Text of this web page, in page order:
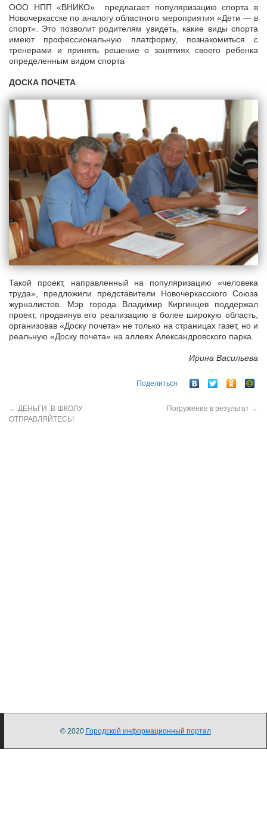
ООО НПП «ВНИКО» предлагает популяризацию спорта в
Новочеркасске по аналогу областного мероприятия «Дети — в
спорт». Это позволит родителям увидеть, какие виды спорта
имеют профессиональную платформу, познакомиться с
тренерами и принять решение о занятиях своего ребенка
определенным видом спорта
ДОСКА ПОЧЕТА
Такой проект, направленный на популяризацию «человека
труда», предложили представители Новочеркасского Союза
журналистов. Мэр города Владимир Киргинцев поддержал
проект, продвинув его реализацию в более широкую область,
организовав «Доску почета» не только на страницах газет, но и
реальную «Доску почета» на аллеях Александровского парка.
Ирина Васильева
Поделиться
← ДЕНЬГИ, В ШКОЛУ
ОТПРАВЛЯЙТЕСЬ!
Погружение в результат →
© 2020 Городской информационный портал